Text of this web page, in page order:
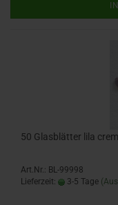
50 Glasblätter lila
Art.Nr.: BL-99998
Lieferzeit:
3-5 Tage